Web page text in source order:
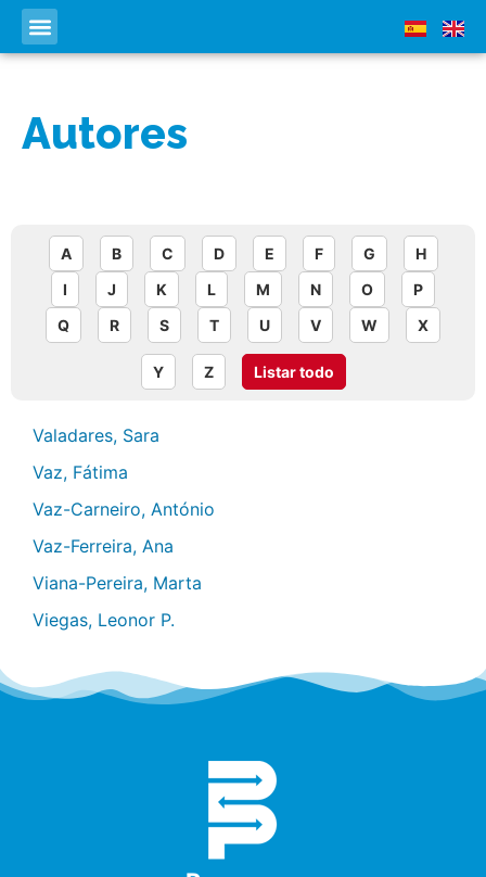
Autores
A B C D E F G
H
I
J K L M N O
P
Q
R S T U V W X
Y Z Listar todo
Valadares, Sara
Vaz, Fátima
Vaz-Carneiro, António
Vaz-Ferreira, Ana
Viana-Pereira, Marta
Viegas, Leonor P.